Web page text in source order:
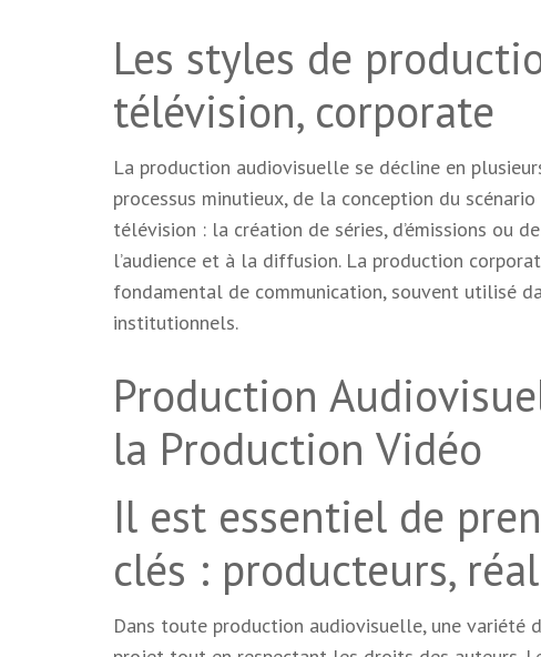
Les styles de
télévision, corporate
La production audiovisuelle se décline en
processus minutieux, de la conception du
télévision : la création de séries, d’émissions ou
l’audience et à la diffusion. La production
fondamental de communication, souvent utilisé
institutionnels.
Production
la Production Vidéo
Il est essentiel de
clés : producteurs,
Dans toute production audiovisuelle, une variété